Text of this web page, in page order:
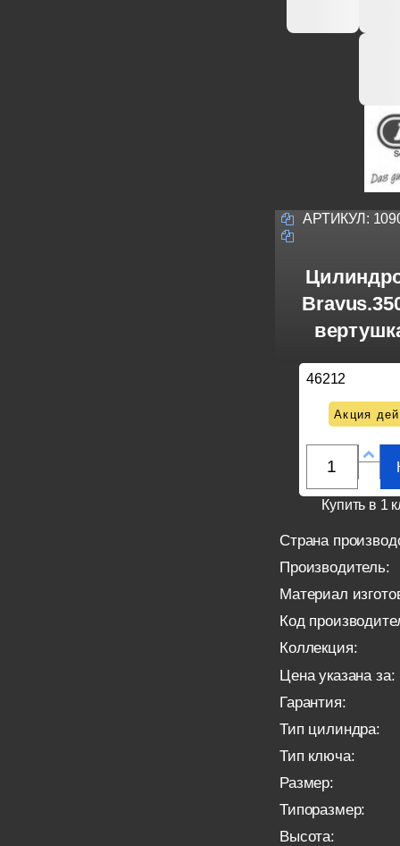
АРТИКУЛ:
46212
Акция
Купить в 1
Страна
Производитель:
Материал
Код
Коллекция:
Цена указана за:
Гарантия:
Тип цилиндра:
Тип ключа:
Размер:
Типоразмер:
Высота: